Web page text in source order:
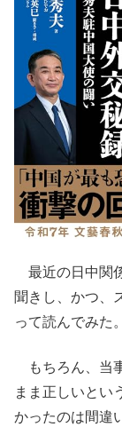
最近の日中関
聞きし、かつ、
って読んでみた。
もちろん、当
まま正しいとい
かったのは間違